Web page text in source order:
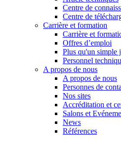
Centre de
Centre de
Carrière et formation
Carrière et
Offres d’emploi
Plus qu'un simple
Personnel
A propos de nous
A propos de nous
Personnes de
Nos sites
Accréditation et
Salons et
News
Références